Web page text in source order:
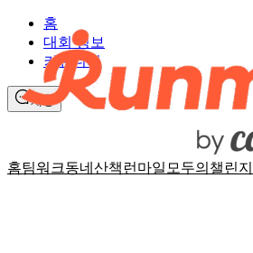
홈팀워크동네산책 런마일 모두의챌린지
홈
대회 정보
커뮤니티
채팅